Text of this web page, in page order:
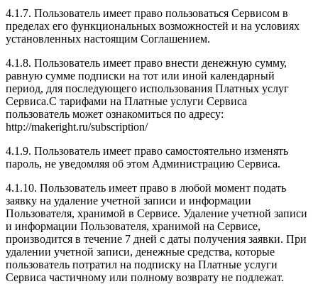
4.1.7. Пользователь имеет право пользоваться Сервисом в
пределах его функциональных возможностей и на условиях
установленных настоящим Соглашением.
4.1.8. Пользователь имеет право внести денежную сумму,
равную сумме подписки на тот или иной календарный
период, для последующего использования Платных услуг
Сервиса.С тарифами на Платные услуги Сервиса
пользователь может ознакомиться по адресу:
http://makeright.ru/subscription/
4.1.9. Пользователь имеет право самостоятельно изменять
пароль, не уведомляя об этом Администрацию Сервиса.
4.1.10. Пользователь имеет право в любой момент подать
заявку на удаление учетной записи и информации
Пользователя, хранимой в Сервисе. Удаление учетной записи
и информации Пользователя, хранимой на Сервисе,
производится в течение 7 дней с даты получения заявки. При
удалении учетной записи, денежные средства, которые
пользователь потратил на подписку на Платные услуги
Сервиса частичному или полному возврату не подлежат.